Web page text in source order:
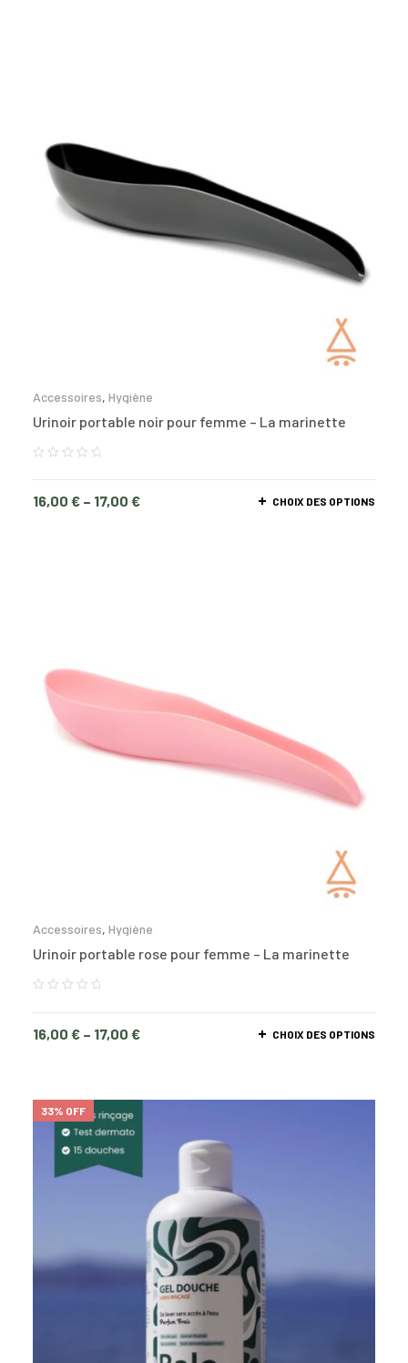
Accessoires, Hygiène
Urinoir portable noir pour femme – La marinette
16,00 € – 17,00 € CHOIX DES OPTIONS
Accessoires, Hygiène
Urinoir portable rose pour femme – La marinette
16,00 € – 17,00 € CHOIX DES OPTIONS
33% OFF